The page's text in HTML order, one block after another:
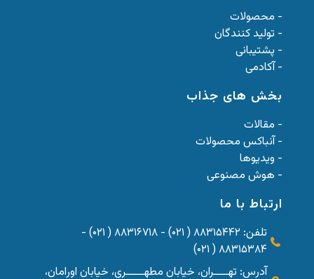
- محصولات
- تولید کنندگان
- پشتیبانی
- آکادمی
بخش های جذاب
- مقالات
- آنباکس محصولات
- ویدیوها
- هوش مصنوعی
ارتباط با ما
تلفن: ۸۸۳۱۵۴۴۲ ( ۰۲۱) - ۸۸۳۱۶۷۱۸ ( ۰۲۱) -
۸۸۳۱۵۳۸۴ ( ۰۲۱)
آدرس: تهــــران، خیابان مطهـــــری، خیابان اورامان،